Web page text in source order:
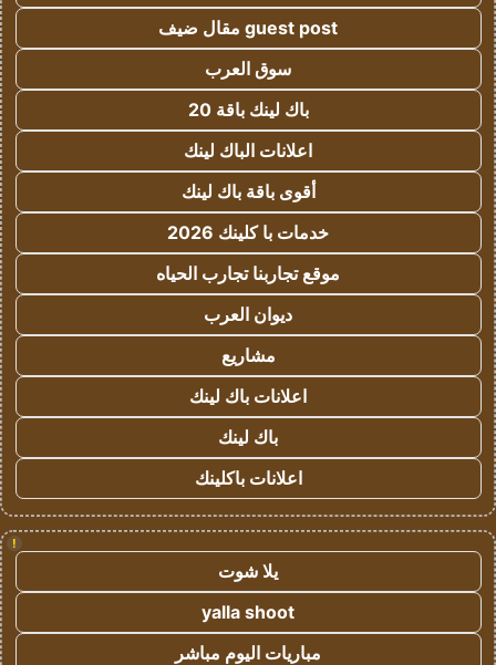
guest post مقال ضيف
سوق العرب
باك لينك باقة 20
اعلانات الباك لينك
أقوى باقة باك لينك
خدمات با كلينك 2026
موقع تجاربنا تجارب الحياه
ديوان العرب
مشاريع
اعلانات باك لينك
باك لينك
اعلانات باكلينك
!
يلا شوت
yalla shoot
مباريات اليوم مباشر